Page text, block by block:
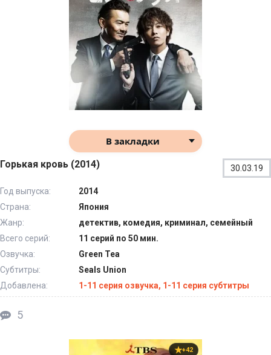
В закладки
Горькая кровь (2014) 30.03.19
Год выпуска:
2014
Страна:
Япония
Жанр:
детектив, комедия, криминал, семейный
Всего серий:
11 серий по 50 мин.
Озвучка:
Green Tea
Субтитры:
Seals Union
Добавлена:
1-11 серия озвучка, 1-11 серия субтитры
5
+42